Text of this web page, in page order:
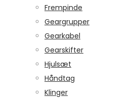
Frempinde
Geargrupper
Gearkabel
Gearskifter
Hjulsæt
Håndtag
Klinger